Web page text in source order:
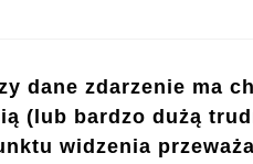
dane zdarzenie ma
(lub bardzo dużą
widzenia